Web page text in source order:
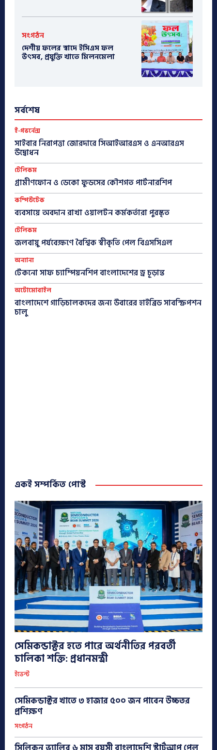
সংগঠন
দেশীয় ফলের স্বাদে ইসিএস ফল
উৎসব, প্রযুক্তি খাতে মিলনমেলা
সর্বশেষ
ই-গভর্নেন্স
সাইবার নিরাপত্তা জোরদারে সিআইআরএস ও এনআরএস
উদ্বোধন
টেলিকম
গ্রামীণফোন ও ডেকো ফুডসের কৌশগত পার্টনারশিপ
কম্পিউটেক
ব্যবসায়ে অবদান রাখা ওয়ালটন কর্মকর্তারা পুরস্কৃত
টেলিকম
জলবায়ু পর্যবেক্ষণে বৈশ্বিক স্বীকৃতি পেল বিএসসিএল
অন্যান্য
টেকনো সাফ চ্যাম্পিয়নশিপ বাংলাদেশের ড্র চূড়ান্ত
অটোমোবাইল
বাংলাদেশে গাড়িচালকদের জন্য উবারের হাইব্রিড সাবস্ক্রিপশন
চালু
একই সম্পর্কিত পোস্ট
সেমিকন্ডাক্টর হতে পারে অর্থনীতির পরবর্তী
চালিকা শক্তি: প্রধানমন্ত্রী
ইভেন্ট
সেমিকন্ডাক্টর খাতে ৩ হাজার ৫০০ জন পাবেন উচ্চতর
প্রশিক্ষণ
সংগঠন